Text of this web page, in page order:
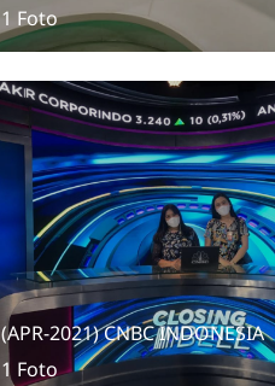
1 Foto
(APR-2021) CNBC INDONESIA
1 Foto